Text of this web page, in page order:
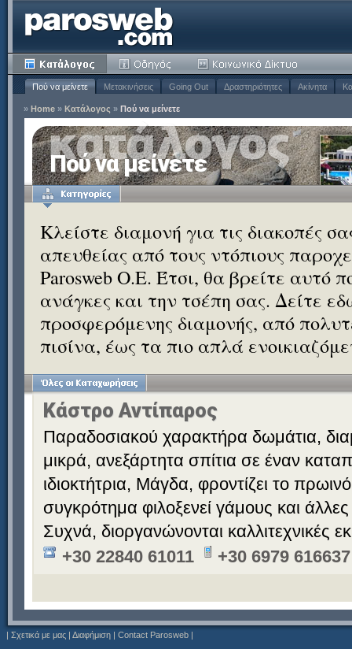
Πού να μείνετε Μετακινήσεις Going Out Δραστηριότητες Ακίνητα
» Home » Κατάλογος » Πού να μείνετε
Πού να μείνετε
Κλείστε διαμονή για τις διακοπές
απευθείας από τους ντόπιους
Parosweb Ο.Ε. Έτσι, θα βρείτε αυτό
ανάγκες και την τσέπη σας. Δείτε
προσφερόμενης διαμονής, από
πισίνα, έως τα πιο απλά
Κάστρο Αντίπαρος
Παραδοσιακού χαρακτήρα δωμάτια,
μικρά, ανεξάρτητα σπίτια σε έναν
ιδιοκτήτρια, Μάγδα, φροντίζει το
συγκρότημα φιλοξενεί γάμους και
Συχνά, διοργανώνονται καλλιτεχνικές
+30 22840 61011
+30 6979 616637
| Σχετικά με μας | Διαφήμιση | Contact Parosweb |